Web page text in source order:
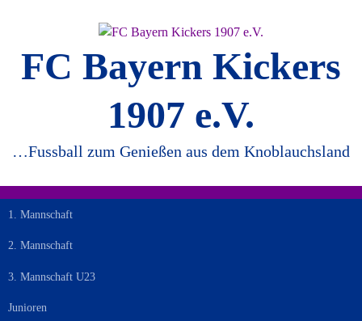
FC Bayern Kickers
1907 e.V.
…Fussball zum Genießen aus dem Knoblauchsland
1. Mannschaft
2. Mannschaft
3. Mannschaft U23
Junioren